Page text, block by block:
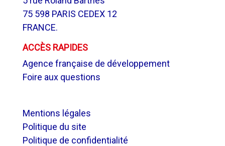
75 598 PARIS CEDEX 12
FRANCE.
ACCÈS RAPIDES
Agence française de développement
Foire aux questions
Mentions légales
Politique du site
Politique de confidentialité